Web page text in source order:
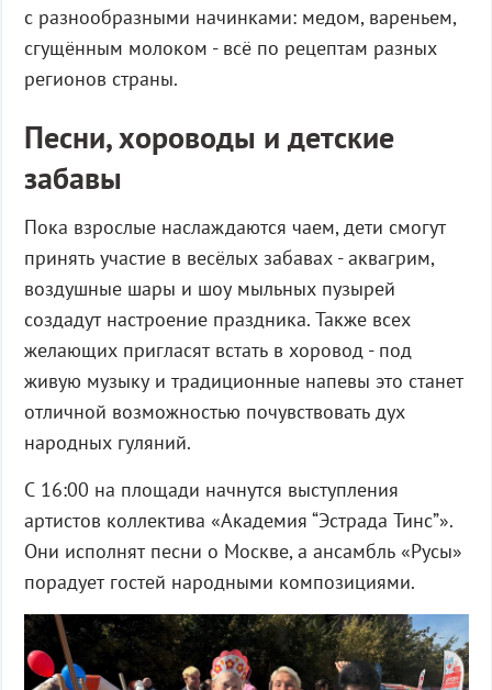
с разнообразными начинками: медом, вареньем,
сгущённым молоком - всё по рецептам разных
регионов страны.
Песни, хороводы и детские
забавы
Пока взрослые наслаждаются чаем, дети смогут
принять участие в весёлых забавах - аквагрим,
воздушные шары и шоу мыльных пузырей
создадут настроение праздника. Также всех
желающих пригласят встать в хоровод - под
живую музыку и традиционные напевы это станет
отличной возможностью почувствовать дух
народных гуляний.
С 16:00 на площади начнутся выступления
артистов коллектива «Академия “Эстрада Тинс”».
Они исполнят песни о Москве, а ансамбль «Русы»
порадует гостей народными композициями.